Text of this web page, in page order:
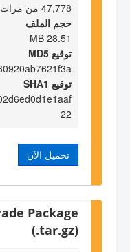
47,778 من مرات
حجم الملف
28.51 MB
توقيع MD5
توقيع SHA1
22
تحميل الآن
Package
(.tar.gz)